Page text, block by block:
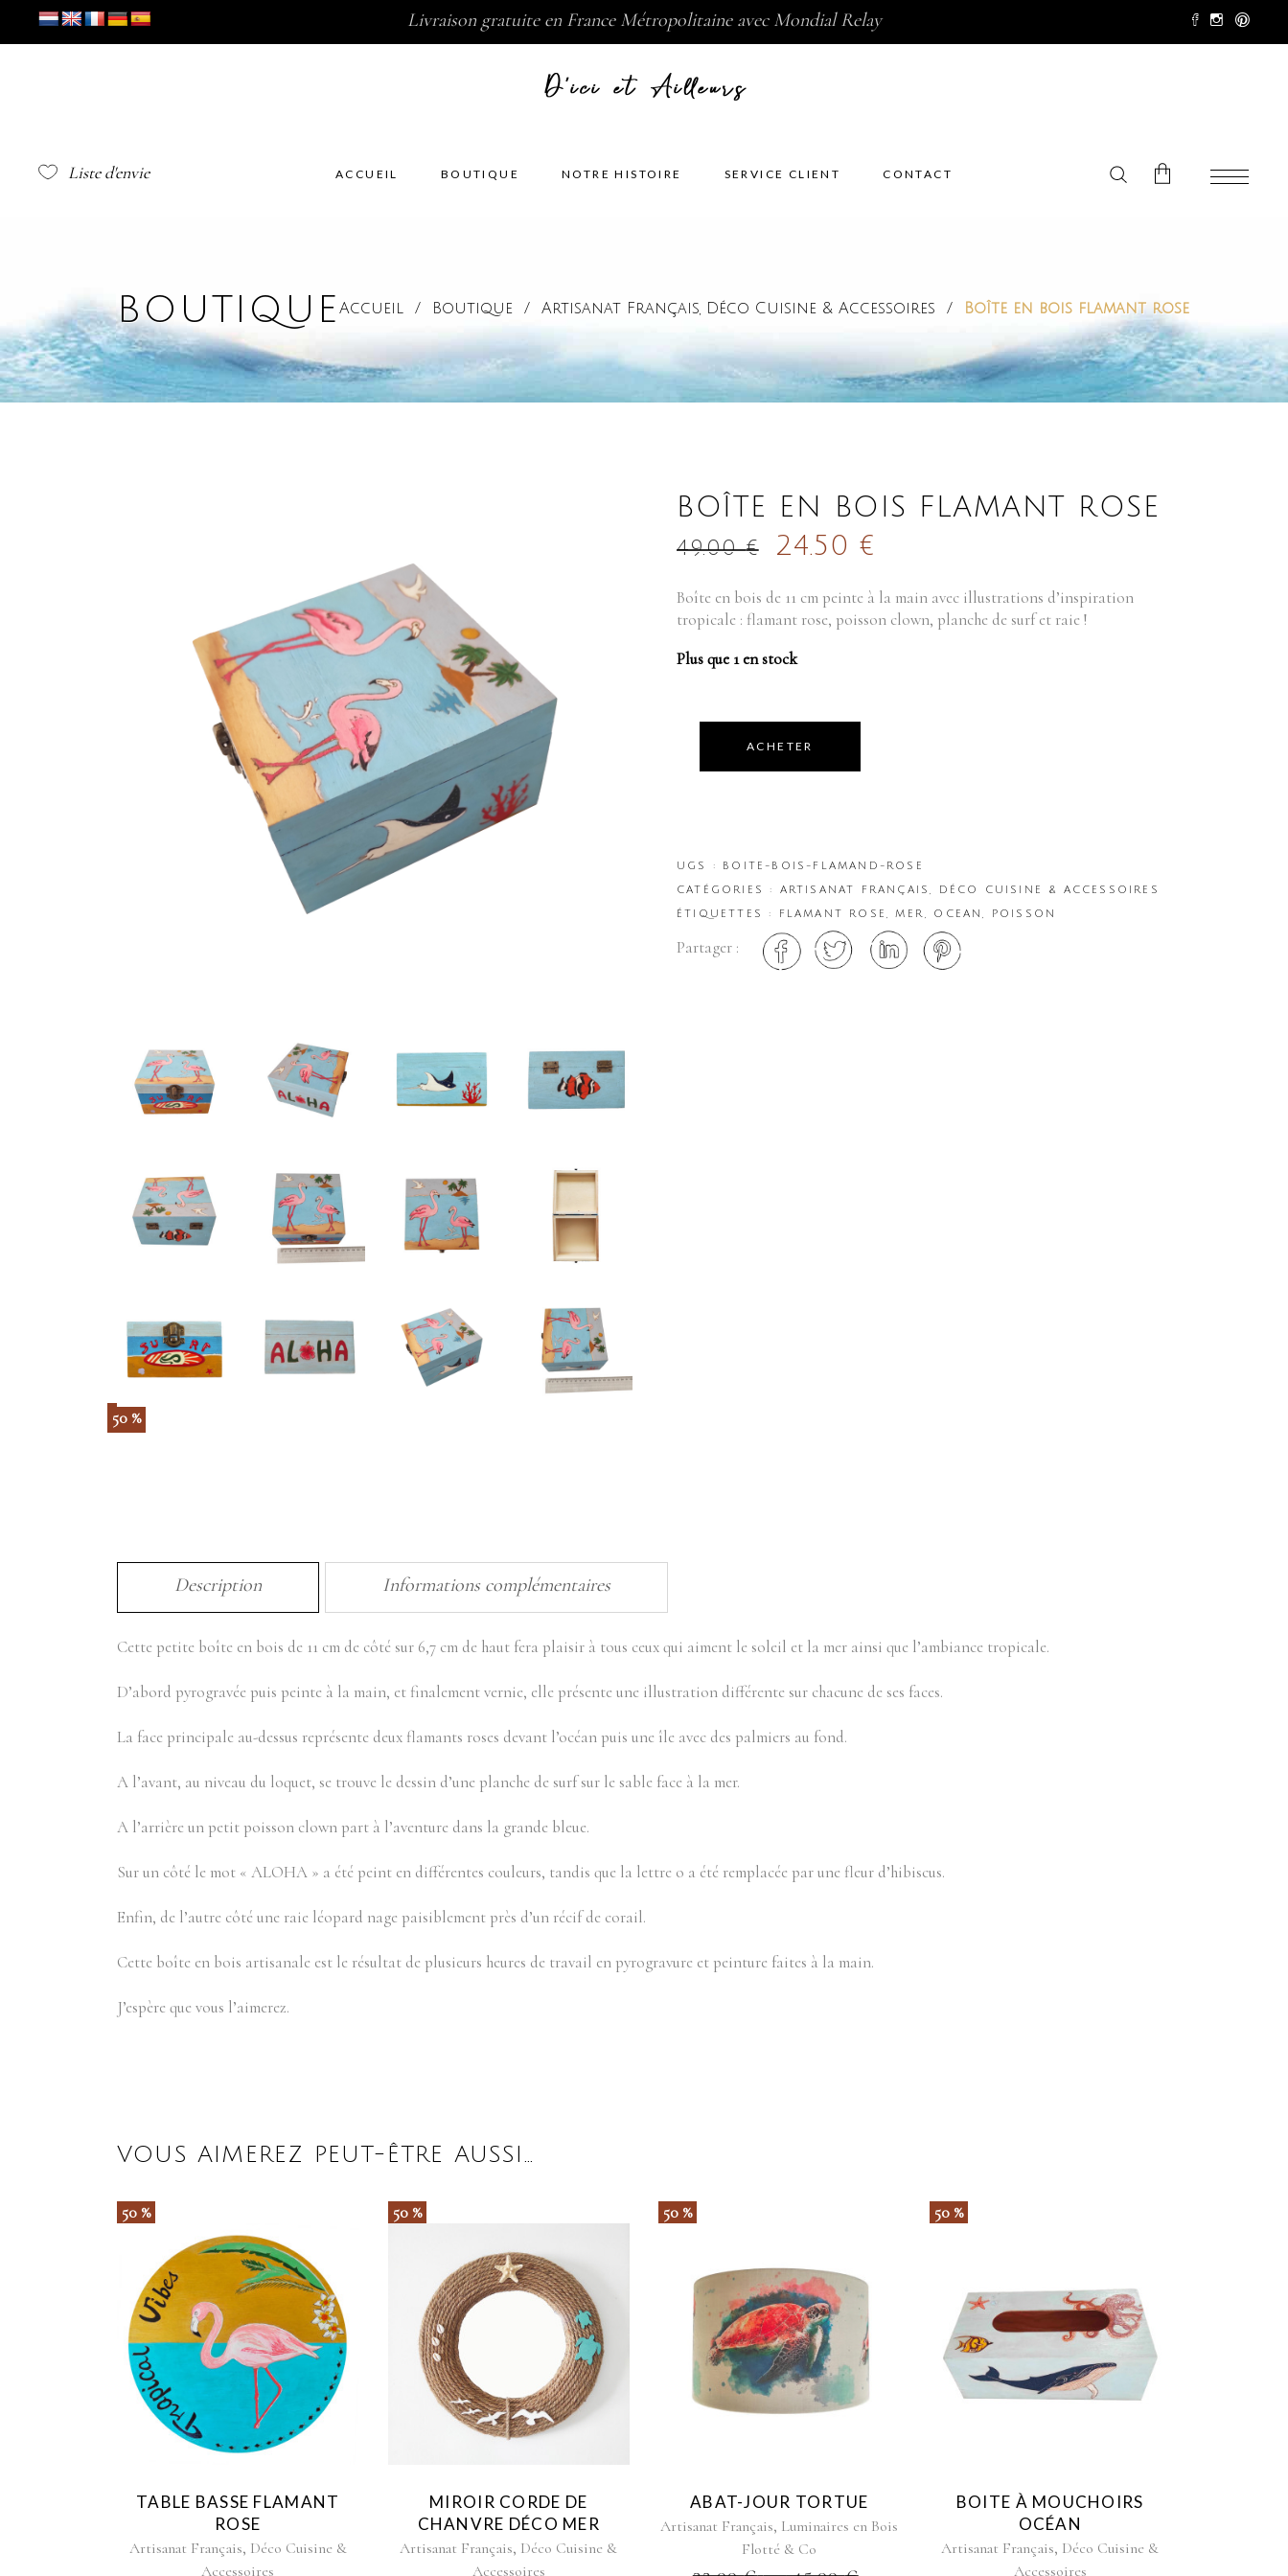
Livraison gratuite en France Métropolitaine avec Mondial Relay
Liste d'envie ACCUEIL BOUTIQUE NOTRE HISTOIRE SERVICE CLIENT CONTACT
BOUTIQUE Accueil / Boutique / Artisanat Français, Déco Cuisine & Accessoires / Boîte en bois flamant rose
50 %
BOÎTE EN BOIS FLAMANT ROSE
49.00€ 24.50€
Boîte en bois de 11 cm peinte à la main avec illustrations d’inspiration
tropicale : flamant rose, poisson clown, planche de surf et raie !
Plus que 1 en stock
ACHETER
UGS : BOITE-BOIS-FLAMAND-ROSE
CATÉGORIES : ARTISANAT FRANÇAIS DÉCO CUISINE & ACCESSOIRES
ÉTIQUETTES : FLAMANT ROSE ,MER OCEAN POISSON
Partager :
Description Informations complémentaires
Cette petite boîte en bois de 11 cm de côté sur 6,7 cm de haut fera plaisir à tous ceux qui aiment le soleil et la mer ainsi que l’ambiance tropicale.
D’abord pyrogravée puis peinte à la main, et finalement vernie, elle présente une illustration différente sur chacune de ses faces.
La face principale au-dessus représente deux flamants roses devant l’océan puis une île avec des palmiers au fond.
A l’avant, au niveau du loquet, se trouve le dessin d’une planche de surf sur le sable face à la mer.
A l’arrière un petit poisson clown part à l’aventure dans la grande bleue.
Sur un côté le mot « ALOHA » a été peint en différentes couleurs, tandis que la lettre o a été remplacée par une fleur d’hibiscus.
Enfin, de l’autre côté une raie léopard nage paisiblement près d’un récif de corail.
Cette boîte en bois artisanale est le résultat de plusieurs heures de travail en pyrogravure et peinture faites à la main.
J’espère que vous l’aimerez.
VOUS AIMEREZ PEUT-ÊTRE AUSSI…
50 %
TABLE BASSE FLAMANT
ROSE
Artisanat Français, Déco Cuisine &
Accessoires
50 %
MIROIR CORDE DE
CHANVRE DÉCO MER
Artisanat Français, Déco Cuisine &
Accessoires
50 %
Ce
produit
a
plusieurs
variations.
être
choisies
sur
ABAT-JOUR TORTUE
Artisanat Français, Luminaires en Bois
Flotté & Co
50 %
BOITE À MOUCHOIRS
OCÉAN
Artisanat Français, Déco Cuisine &
Accessoires